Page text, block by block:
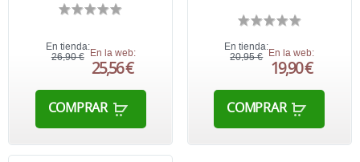
En tienda:
26,90 € En la web:
25,56 €
COMPRAR
En tienda:
20,95 €
En la web:
19,90 €
COMPRAR